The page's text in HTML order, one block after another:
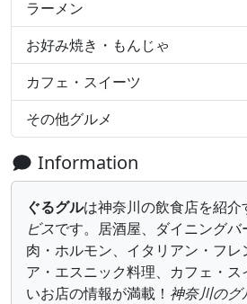
ラーメン
お好み焼き・もんじゃ
カフェ・スイーツ
その他グルメ
Information
ぐるグルは神奈川の飲食店を紹介
ビスです。居酒屋、ダイニング
肉・ホルモン、イタリアン・フ
ア・エスニック料理、カフェ・
いお店の情報が満載！ 神奈川のグ